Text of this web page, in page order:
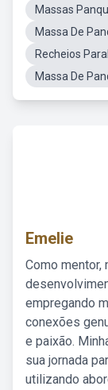
Massas
Massa De
Recheios
Massa De
Emelie
Como mentor,
empregando
conexões
e paixão.
sua jornada
utilizando